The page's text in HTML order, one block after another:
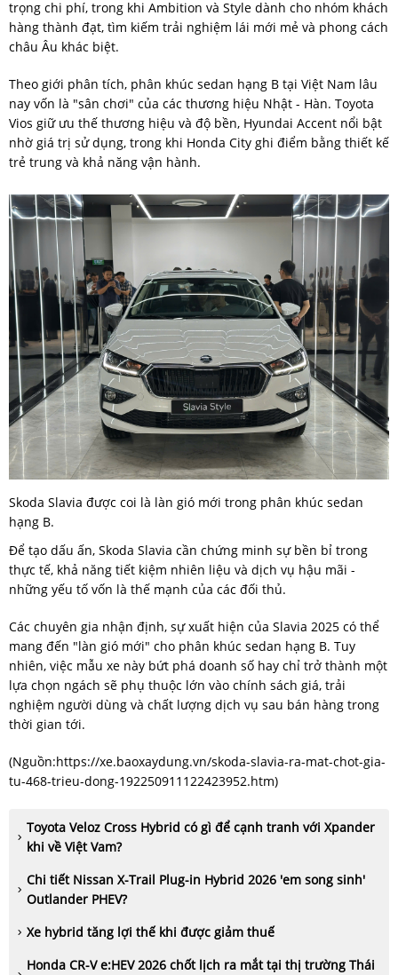
trọng chi phí, trong khi Ambition và Style dành cho nhóm khách
hàng thành đạt, tìm kiếm trải nghiệm lái mới mẻ và phong cách
châu Âu khác biệt.
Theo giới phân tích, phân khúc sedan hạng B tại Việt Nam lâu
nay vốn là "sân chơi" của các thương hiệu Nhật - Hàn. Toyota
Vios giữ ưu thế thương hiệu và độ bền, Hyundai Accent nổi bật
nhờ giá trị sử dụng, trong khi Honda City ghi điểm bằng thiết kế
trẻ trung và khả năng vận hành.
Skoda Slavia được coi là làn gió mới trong phân khúc sedan
hạng B.
Để tạo dấu ấn, Skoda Slavia cần chứng minh sự bền bỉ trong
thực tế, khả năng tiết kiệm nhiên liệu và dịch vụ hậu mãi -
những yếu tố vốn là thế mạnh của các đối thủ.
Các chuyên gia nhận định, sự xuất hiện của Slavia 2025 có thể
mang đến "làn gió mới" cho phân khúc sedan hạng B. Tuy
nhiên, việc mẫu xe này bứt phá doanh số hay chỉ trở thành một
lựa chọn ngách sẽ phụ thuộc lớn vào chính sách giá, trải
nghiệm người dùng và chất lượng dịch vụ sau bán hàng trong
thời gian tới.
(Nguồn:https://xe.baoxaydung.vn/skoda-slavia-ra-mat-chot-gia-
tu-468-trieu-dong-192250911122423952.htm)
Toyota Veloz Cross Hybrid có gì để cạnh tranh với Xpander
khi về Việt Vam?
Chi tiết Nissan X-Trail Plug-in Hybrid 2026 'em song sinh'
Outlander PHEV?
Xe hybrid tăng lợi thế khi được giảm thuế
Honda CR-V e:HEV 2026 chốt lịch ra mắt tại thị trường Thái